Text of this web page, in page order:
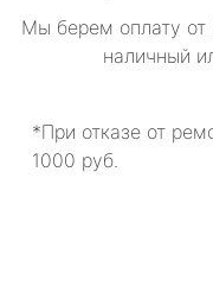
Мы берем оплату
наличный
*При отказе от
1000 руб.